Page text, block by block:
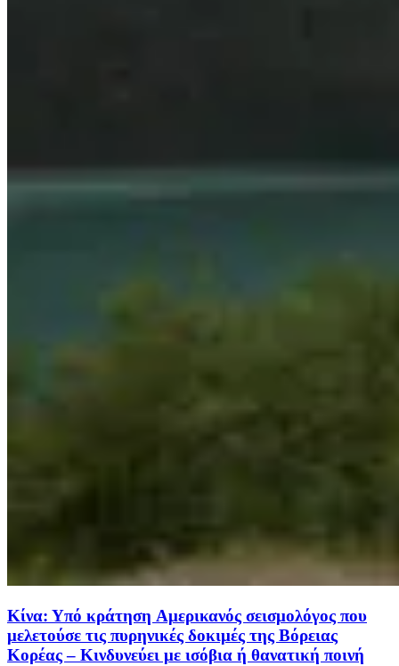
Κίνα: Υπό κράτηση Αμερικανός σεισμολόγος που
μελετούσε τις πυρηνικές δοκιμές της Βόρειας
Κορέας – Κινδυνεύει με ισόβια ή θανατική ποινή